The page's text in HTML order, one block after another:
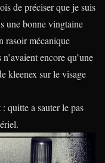
de préciser que je suis
une bonne vingtaine
rasoir mécanique
encore qu’une
kleenex sur le visage
quitte a sauter le pas